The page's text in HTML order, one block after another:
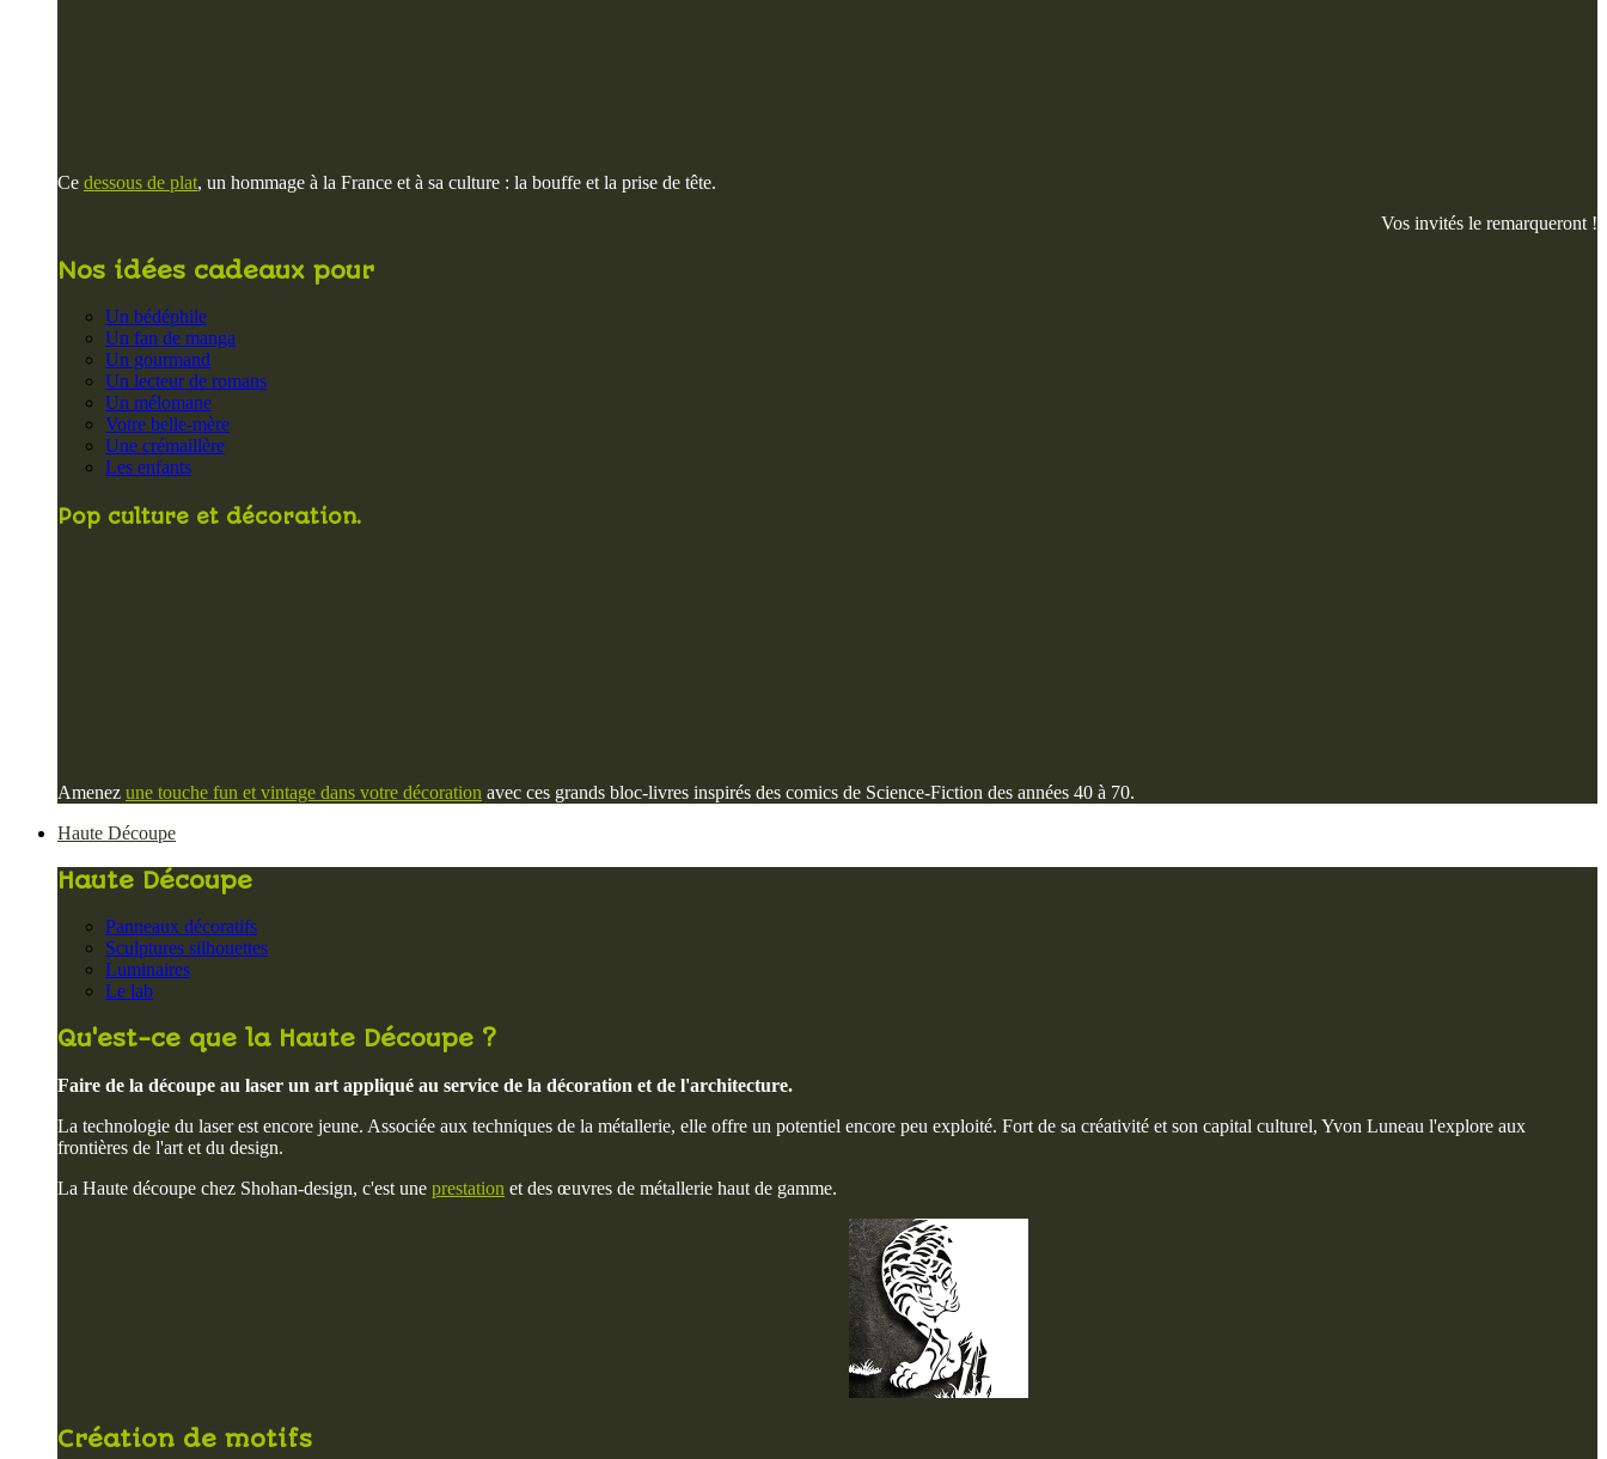
Ce dessous de plat, un hommage à la France et à sa culture : la bouffe et la prise de tête.
Vos invités le remarqueront !
Nos idées cadeaux pour
Un bédéphile
Un fan de manga
Un gourmand
Un lecteur de romans
Un mélomane
Votre belle-mère
Une crémaillère
Les enfants
Pop culture et décoration.
Amenez une touche fun et vintage dans votre décoration avec ces grands bloc-livres inspirés des comics de Science-Fiction des années 40 à 70.
Haute Découpe
Haute Découpe
Panneaux décoratifs
Sculptures silhouettes
Luminaires
Le lab
Qu'est-ce que la Haute Découpe ?
Faire de la découpe au laser un art appliqué au service de la décoration et de l'architecture.
La technologie du laser est encore jeune. Associée aux techniques de la métallerie, elle offre un potentiel encore peu exploité. Fort de sa créativité et son capital culturel, Yvon Luneau l'explore aux
frontières de l'art et du design.
La Haute découpe chez Shohan-design, c'est une prestation et des œuvres de métallerie haut de gamme.
Création de motifs